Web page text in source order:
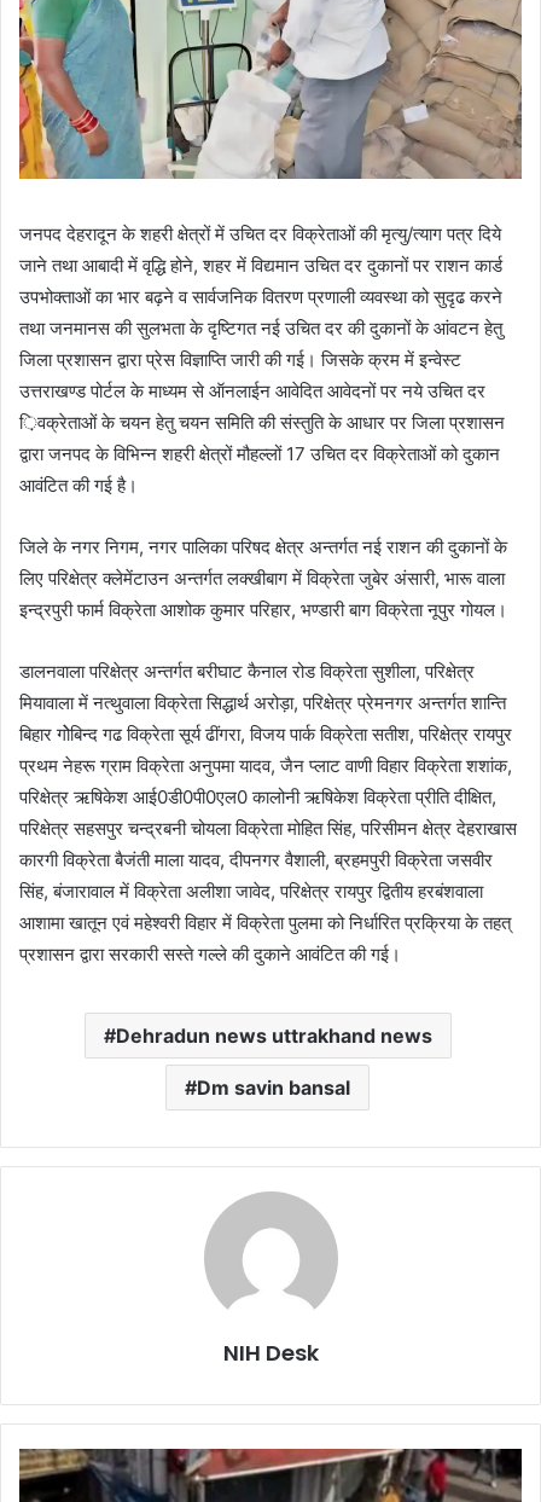
जनपद देहरादून के शहरी क्षेत्रों में उचित दर विक्रेताओं की मृत्यु/त्याग पत्र दिये
जाने तथा आबादी में वृद्धि होने, शहर में विद्यमान उचित दर दुकानों पर राशन कार्ड
उपभोक्ताओं का भार बढ़ने व सार्वजनिक वितरण प्रणाली व्यवस्था को सुदृढ करने
तथा जनमानस की सुलभता के दृष्टिगत नई उचित दर की दुकानों के आंवटन हेतु
जिला प्रशासन द्वारा प्रेस विज्ञाप्ति जारी की गई। जिसके क्रम में इन्वेस्ट
उत्तराखण्ड पोर्टल के माध्यम से ऑनलाईन आवेदित आवेदनों पर नये उचित दर
़िवक्रेताओं के चयन हेतु चयन समिति की संस्तुति के आधार पर जिला प्रशासन
द्वारा जनपद के विभिन्न शहरी क्षेत्रों मौहल्लों 17 उचित दर विक्रेताओं को दुकान
आवंटित की गई है।
जिले के नगर निगम, नगर पालिका परिषद क्षेत्र अन्तर्गत नई राशन की दुकानों के
लिए परिक्षेत्र क्लेमेंटाउन अन्तर्गत लक्खीबाग में विक्रेता जुबेर अंसारी, भारू वाला
इन्द्रपुरी फार्म विक्रेता आशोक कुमार परिहार, भण्डारी बाग विक्रेता नूपुर गोयल।
डालनवाला परिक्षेत्र अन्तर्गत बरीघाट कैनाल रोड विक्रेता सुशीला, परिक्षेत्र
मियावाला में नत्थुवाला विक्रेता सिद्धार्थ अरोड़ा, परिक्षेत्र प्रेमनगर अन्तर्गत शान्ति
बिहार गोेबिन्द गढ विक्रेता सूर्य ढींगरा, विजय पार्क विक्रेता सतीश, परिक्षेत्र रायपुर
प्रथम नेहरू ग्राम विक्रेता अनुपमा यादव, जैन प्लाट वाणी विहार विक्रेता शशांक,
परिक्षेत्र ऋषिकेश आई0डी0पी0एल0 कालोनी ऋषिकेश विक्रेता प्रीति दीक्षित,
परिक्षेत्र सहसपुर चन्द्रबनी चोयला विक्रेता मोहित सिंह, परिसीमन क्षेत्र देहराखास
कारगी विक्रेता बैजंती माला यादव, दीपनगर वैशाली, ब्रहमपुरी विक्रेता जसवीर
सिंह, बंजारावाल में विक्रेता अलीशा जावेद, परिक्षेत्र रायपुर द्वितीय हरबंशवाला
आशामा खातून एवं महेश्वरी विहार में विक्रेता पुलमा को निर्धारित प्रक्रिया के तहत्
प्रशासन द्वारा सरकारी सस्ते गल्ले की दुकाने आवंटित की गई।
Dehradun news uttrakhand news
Dm savin bansal
NIH Desk
हरिद्वार
: